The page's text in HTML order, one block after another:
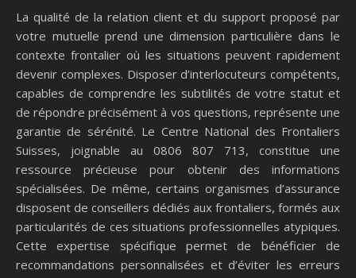
La qualité de la relation client et du support proposé par
votre mutuelle prend une dimension particulière dans le
contexte frontalier où les situations peuvent rapidement
devenir complexes. Disposer d’interlocuteurs compétents,
capables de comprendre les subtilités de votre statut et
de répondre précisément à vos questions, représente une
garantie de sérénité. Le Centre National des Frontaliers
Suisses, joignable au 0806 807 713, constitue une
ressource précieuse pour obtenir des informations
spécialisées. De même, certains organismes d’assurance
disposent de conseillers dédiés aux frontaliers, formés aux
particularités de ces situations professionnelles atypiques.
Cette expertise spécifique permet de bénéficier de
recommandations personnalisées et d’éviter les erreurs